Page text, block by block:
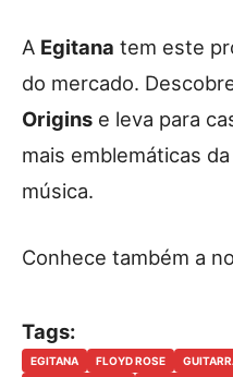
A Egitana tem este
do mercado.
Origins e leva para
mais emblemáticas
música.
Conhece também a
Tags:
EGITANA FLOYD ROSE